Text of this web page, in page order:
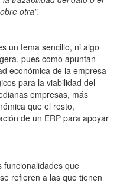
otra”.
un tema sencillo, ni algo
pues como apuntan
económica de la empresa
para la viabilidad del
empresas, más
que el resto,
de un ERP para apoyar
funcionalidades que
refieren a las que tienen